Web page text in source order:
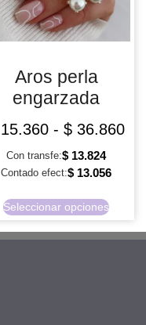
Aros perla
engarzada
15.360 - $ 36.860
Con transfe:$ 13.824
Contado efect:$ 13.056
Seleccionar opciones